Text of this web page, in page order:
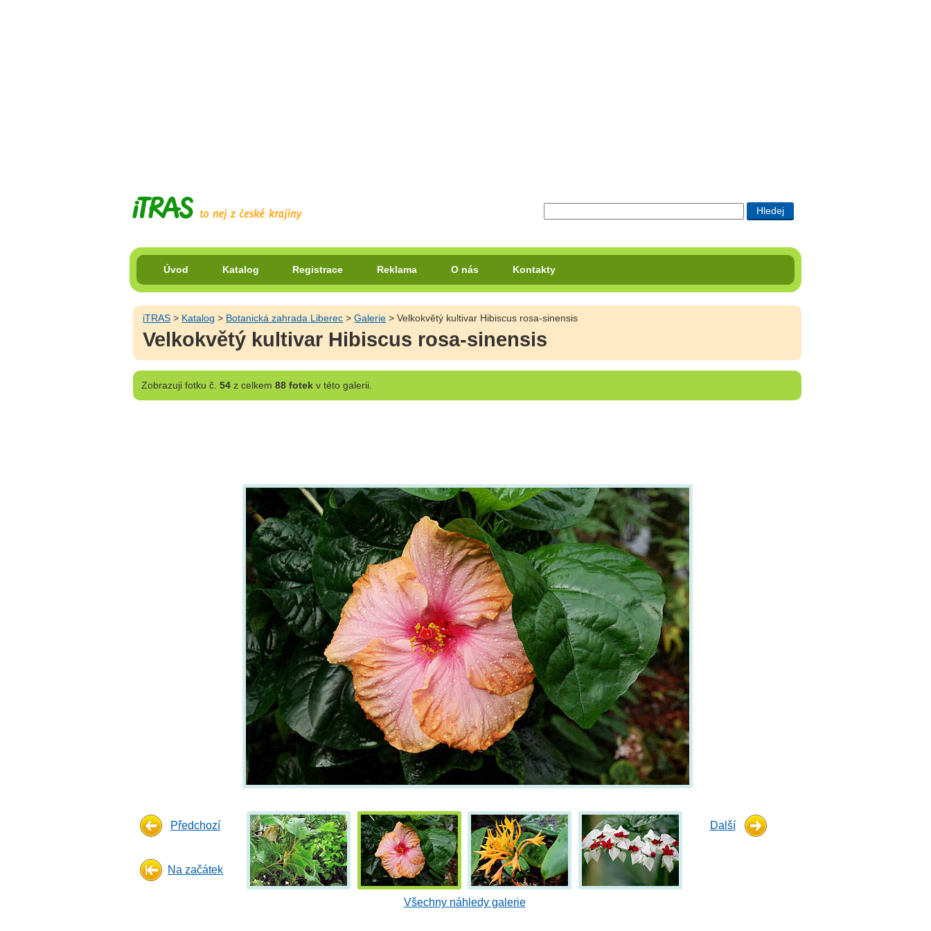
Úvod Katalog Registrace Reklama O nás Kontakty
iTRAS > Katalog > Botanická zahrada Liberec >Galerie > Velkokvětý kultivar Hibiscus rosa-sinensis
Velkokvětý kultivar Hibiscus rosa-sinensis
Zobrazujifotku č. 54z celkem 88 fotekv této galerii.
Předchozí
Na začátek
Všechny náhledy galerie
Další